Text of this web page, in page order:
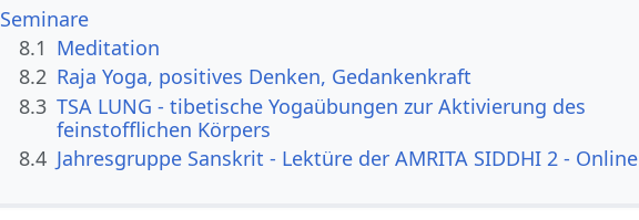
Seminare
8.1 Meditation
8.2 Raja Yoga, positives Denken, Gedankenkraft
8.3 TSA LUNG - tibetische Yogaübungen zur Aktivierung des
feinstofflichen Körpers
8.4 Jahresgruppe Sanskrit - Lektüre der AMRITA SIDDHI 2 - Online